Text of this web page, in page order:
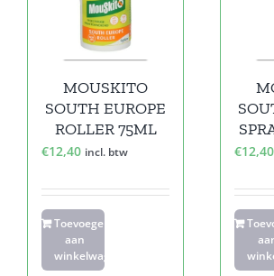
MOUSKITO
SOUTH EUROPE
ROLLER 75ML
€12,40 incl. btw
Toevoegen
aan
winkelwagen
€12,40